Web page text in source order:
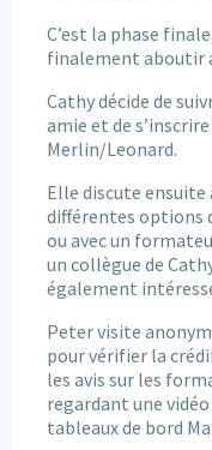
C’est la phase
finalement aboutir
Cathy décide de
amie et de
Merlin/Leonard.
Elle discute ensuite
différentes options
ou avec un
un collègue de
également
Peter visite
pour vérifier la
les avis sur les
regardant une
tableaux de bord